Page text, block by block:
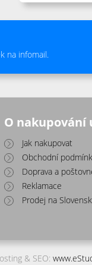
na infomail.
O nakupování
Jak nakupovat
Obchodní
Doprava a
Reklamace
Prodej na
& SEO: